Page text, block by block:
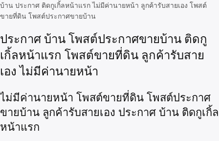
บ้าน ประกาศ ติดกูเกิ้ลหน้าแรก ไม่มีค่านายหน้า ลูกค้ารับสายเอง โพสต์
ขายที่ดิน โพสต์ประกาศขายบ้าน
ประกาศ บ้าน โพสต์ประกาศขายบ้าน ติดกู
เกิ้ลหน้าแรก โพสต์ขายที่ดิน ลูกค้ารับสาย
เอง ไม่มีค่านายหน้า
ไม่มีค่านายหน้า โพสต์ขายที่ดิน โพสต์ประกาศ
ขายบ้าน ลูกค้ารับสายเอง ประกาศ บ้าน ติดกูเกิ้ล
หน้าแรก